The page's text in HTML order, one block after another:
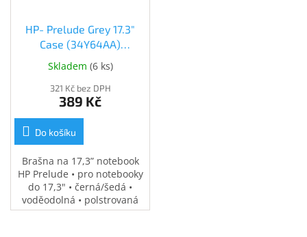
HP- Prelude Grey 17.3"
Case (34Y64AA)
(34Y64AA)
Skladem (6 ks)
321 Kč bez DPH
389 Kč
Do košíku
Brašna na 17,3” notebook
HP Prelude • pro notebooky
do 17,3" • černá/šedá •
voděodolná • polstrovaná
přihrádka na notebook •